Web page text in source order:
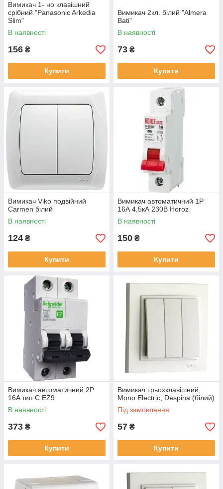
Вимикач 1- но клавішний
срібний "Panasonic Arkedia
Slim"
В наявності
156 ₴
Купити
Вимикач 2кл. білий "Almera
Bati"
В наявності
73 ₴
Купити
Вимикач Viko подвійний
Carmen білий
В наявності
124 ₴
Купити
Вимикач автоматичний 1Р
16А 4,5кА 230В Horoz
В наявності
150 ₴
Купити
Вимикач автоматичний 2P
16A тип C EZ9
В наявності
373 ₴
Купити
Вимикач трьохклавішний,
Mono Electric, Despina (білий)
Під замовлення
57 ₴
Купити